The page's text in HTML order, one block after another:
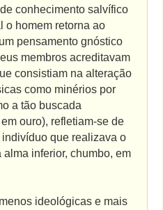
conhecimento salvífico
o homem retorna ao
pensamento gnóstico
membros acreditavam
consistiam na alteração
como minérios por
a tão buscada
ouro), refletiam-se de
que realizava o
inferior, chumbo, em
ideológicas e mais